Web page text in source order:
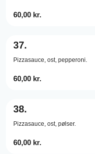
60,00 kr.
37.
Pizzasauce, ost, pepperoni.
60,00 kr.
38.
Pizzasauce, ost, pølser.
60,00 kr.